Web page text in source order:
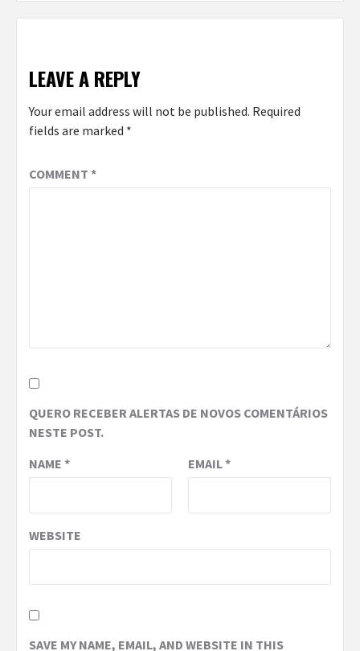
LEAVE A REPLY
Your email address will not be published. Required
fields are marked *
COMMENT *
QUERO RECEBER ALERTAS DE NOVOS COMENTÁRIOS
NESTE POST.
NAME * EMAIL*
WEBSITE
SAVE MY NAME, EMAIL, AND WEBSITE IN THIS